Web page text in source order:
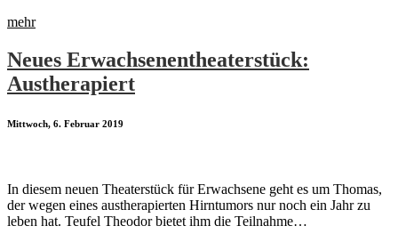
mehr
Neues Erwachsenentheaterstück:
Austherapiert
Mittwoch, 6. Februar 2019
In diesem neuen Theaterstück für Erwachsene geht es um Thomas,
der wegen eines austherapierten Hirntumors nur noch ein Jahr zu
leben hat. Teufel Theodor bietet ihm die Teilnahme…